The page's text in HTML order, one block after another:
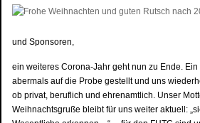
und Sponsoren,
ein weiteres Corona-Jahr geht nun zu Ende. Ein
abermals auf die Probe gestellt und uns
ob privat, beruflich und ehrenamtlich. Unser
Weihnachtsgruße bleibt für uns weiter aktuell: